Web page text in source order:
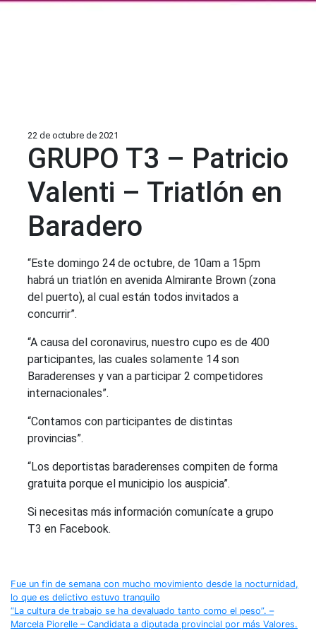
22 de octubre de 2021
GRUPO T3 – Patricio
Valenti – Triatlón en
Baradero
“Este domingo 24 de octubre, de 10am a 15pm
habrá un triatlón en avenida Almirante Brown (zona
del puerto), al cual están todos invitados a
concurrir”.
“A causa del coronavirus, nuestro cupo es de 400
participantes, las cuales solamente 14 son
Baraderenses y van a participar 2 competidores
internacionales”.
“Contamos con participantes de distintas
provincias”.
“Los deportistas baraderenses compiten de forma
gratuita porque el municipio los auspicia”.
Si necesitas más información comunícate a grupo
T3 en Facebook.
Navegación
de
Fue un fin de semana con mucho movimiento desde la nocturnidad,
lo que es delictivo estuvo tranquilo
“La cultura de trabajo se ha devaluado tanto como el peso”. –
Marcela Piorelle – Candidata a diputada provincial por más Valores.